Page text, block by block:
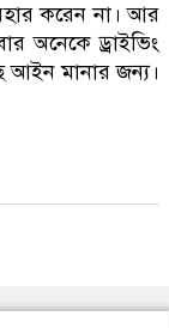
করেন না। আর
অনেকে ড্রাইভিং
আইন মানার জন্য।